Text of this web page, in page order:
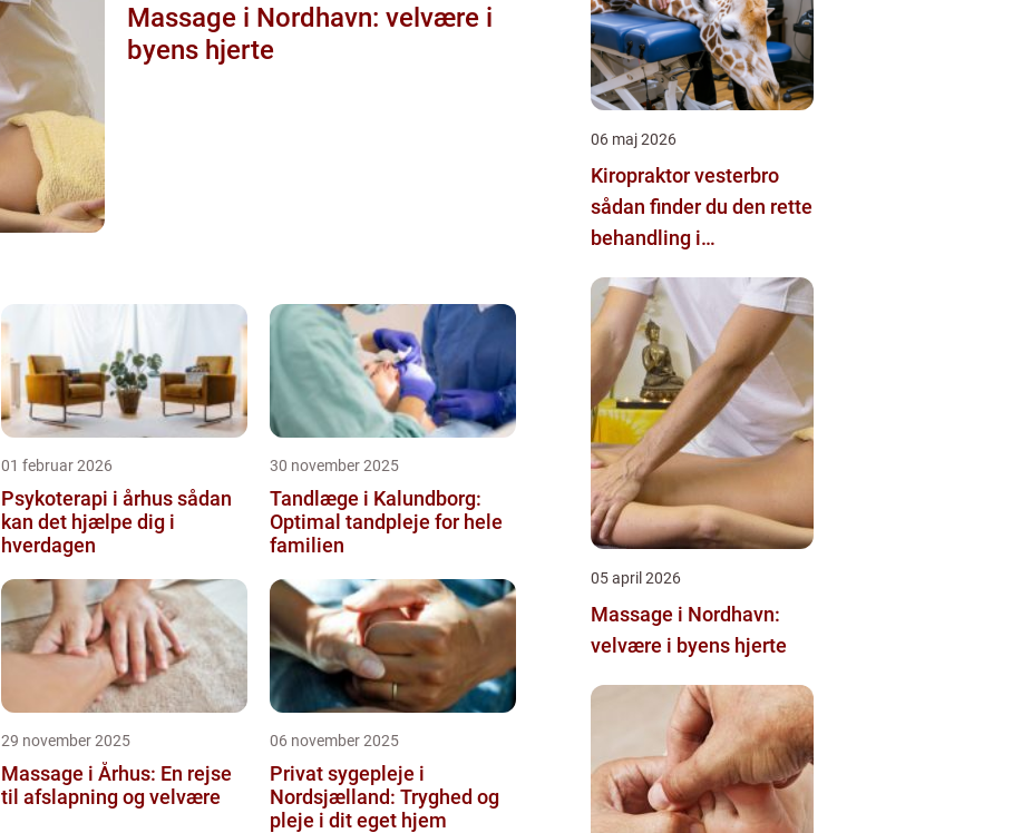
Massage i Nordhavn: velvære i
byens hjerte
01 februar 2026
Psykoterapi i århus sådan
kan det hjælpe dig i
hverdagen
30 november 2025
Tandlæge i Kalundborg:
Optimal tandpleje for hele
familien
29 november 2025
Massage i Århus: En rejse
til afslapning og velvære
06 november 2025
Privat sygepleje i
Nordsjælland: Tryghed og
pleje i dit eget hjem
06 maj 2026
Kiropraktor vesterbro
sådan finder du den rette
behandling i
05 april 2026
Massage i Nordhavn:
velvære i byens hjerte